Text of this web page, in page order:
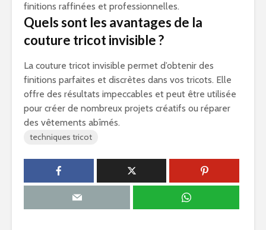
finitions raffinées et professionnelles.
Quels sont les avantages de la
couture tricot invisible ?
La couture tricot invisible permet d’obtenir des
finitions parfaites et discrètes dans vos tricots. Elle
offre des résultats impeccables et peut être utilisée
pour créer de nombreux projets créatifs ou réparer
des vêtements abîmés.
techniques tricot